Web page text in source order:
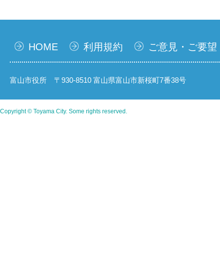
HOME 利用規約 ご意見・ご要望
富山市役所 〒930-8510 富山県富山市新桜町7番38号
Copyright © Toyama City. Some rights reserved.